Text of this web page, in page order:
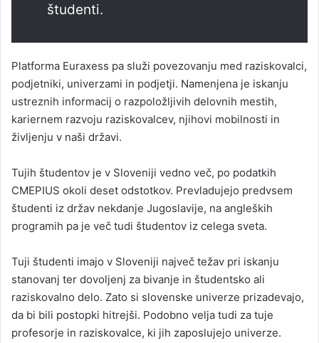
študenti.
Platforma Euraxess pa služi povezovanju med raziskovalci,
podjetniki, univerzami in podjetji. Namenjena je iskanju
ustreznih informacij o razpoložljivih delovnih mestih,
kariernem razvoju raziskovalcev, njihovi mobilnosti in
življenju v naši državi.
Tujih študentov je v Sloveniji vedno več, po podatkih
CMEPIUS okoli deset odstotkov. Prevladujejo predvsem
študenti iz držav nekdanje Jugoslavije, na angleških
programih pa je več tudi študentov iz celega sveta.
Tuji študenti imajo v Sloveniji največ težav pri iskanju
stanovanj ter dovoljenj za bivanje in študentsko ali
raziskovalno delo. Zato si slovenske univerze prizadevajo,
da bi bili postopki hitrejši. Podobno velja tudi za tuje
profesorje in raziskovalce, ki jih zaposlujejo univerze.